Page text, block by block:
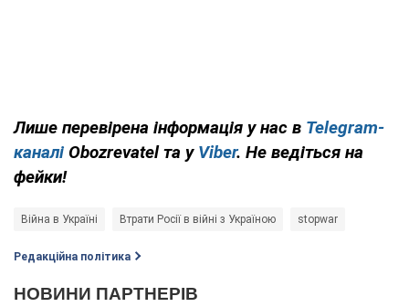
Лише перевірена інформація у нас в Telegram-
каналі Obozrevatel та у Viber. Не ведіться на
фейки!
Війна в Україні Втрати Росії в війні з Україною stopwar
Редакційна політика